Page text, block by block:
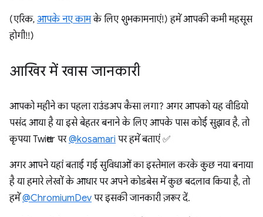
(एरिक, आपके नए कामके लिए शुभकामनाएं!) हमें आपकी कमी महसूस
होगी!!)
आखिर में खास जानकारी
आपको महीने का पहला राउंडअप कैसा लगा? अगर आपको यह वीडियो
पसंद आया है या इसे बेहतर बनाने के लिए आपके पास कोई सुझाव है, तो
कृपया Twitter पर@kosamari पर हमें बताएं ✅
अगर आपने यहां बताई गई सुविधाओं का इस्तेमाल करके कुछ नया बनाया
है या हमारे लेखों के आधार पर अपने कोडबेस में कुछ बदलाव किया है, तो
हमें@ChromiumDev पर इसकी जानकारी ज़रूर दें.